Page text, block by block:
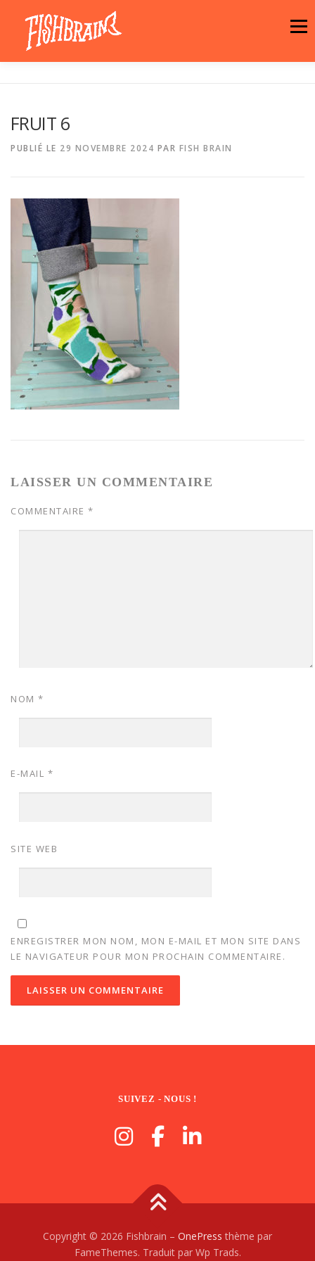
contenu
Menu
LA BOUTIQUE
FRUIT 6
PUBLIÉ LE 29 NOVEMBRE 2024 PAR FISH BRAIN
LAISSER UN COMMENTAIRE
COMMENTAIRE *
NOM *
E-MAIL *
SITE WEB
ENREGISTRER MON NOM, MON E-MAIL ET MON SITE DANS
LE NAVIGATEUR POUR MON PROCHAIN COMMENTAIRE.
SUIVEZ - NOUS !
Copyright © 2026 Fishbrain – OnePress thème par
FameThemes. Traduit par Wp Trads.